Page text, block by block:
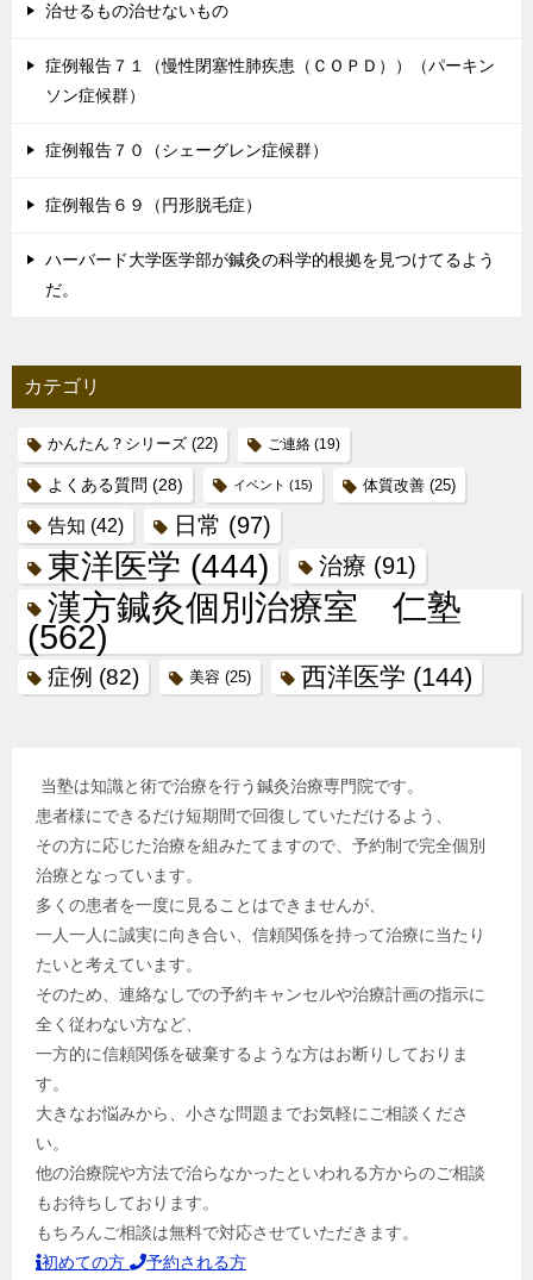
治せるもの治せないもの
症例報告７１（慢性閉塞性肺疾患（ＣＯＰＤ））（パーキン
ソン症候群）
症例報告７０（シェーグレン症候群）
症例報告６９（円形脱毛症）
ハーバード大学医学部が鍼灸の科学的根拠を見つけてるよう
だ。
カテゴリ
かんたん？シリーズ (22) ご連絡 (19)
よくある質問 (28) イベント (15) 体質改善 (25)
告知 (42) 日常 (97)
東洋医学 (444) 治療 (91)
漢方鍼灸個別治療室 仁塾
(562)
症例 (82) 美容 (25) 西洋医学 (144)
当塾は知識と術で治療を行う鍼灸治療専門院です。
患者様にできるだけ短期間で回復していただけるよう、
その方に応じた治療を組みたてますので、予約制で完全個別
治療となっています。
多くの患者を一度に見ることはできませんが、
一人一人に誠実に向き合い、信頼関係を持って治療に当たり
たいと考えています。
そのため、連絡なしでの予約キャンセルや治療計画の指示に
全く従わない方など、
一方的に信頼関係を破棄するような方はお断りしておりま
す。
大きなお悩みから、小さな問題までお気軽にご相談くださ
い。
他の治療院や方法で治らなかったといわれる方からのご相談
もお待ちしております。
もちろんご相談は無料で対応させていただきます。
初めての方
予約される方